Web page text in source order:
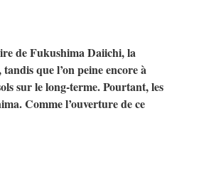
de Fukushima Daiichi, la
que l’on peine encore à
sur le long-terme. Pourtant, les
Comme l’ouverture de ce